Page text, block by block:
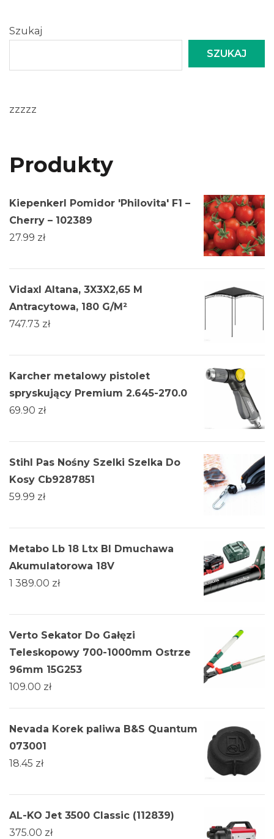
Szukaj
SZUKAJ
zzzzz
Produkty
Kiepenkerl Pomidor 'Philovita' F1 –
Cherry – 102389
27.99 zł
Vidaxl Altana, 3X3X2,65 M
Antracytowa, 180 G/M²
747.73 zł
Karcher metalowy pistolet
spryskujący Premium 2.645-270.0
69.90 zł
Stihl Pas Nośny Szelki Szelka Do
Kosy Cb9287851
59.99 zł
Metabo Lb 18 Ltx Bl Dmuchawa
Akumulatorowa 18V
1 389.00 zł
Verto Sekator Do Gałęzi
Teleskopowy 700-1000mm Ostrze
96mm 15G253
109.00 zł
Nevada Korek paliwa B&S Quantum
073001
18.45 zł
AL-KO Jet 3500 Classic (112839)
375.00 zł